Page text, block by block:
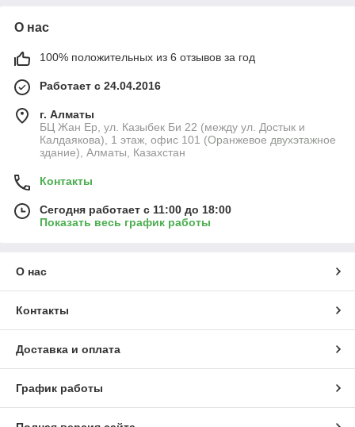
О нас
100% положительных из 6 отзывов за год
Работает с 24.04.2016
г. Алматы
БЦ Жан Ер, ул. Казыбек Би 22 (между ул. Достык и
Калдаякова), 1 этаж, офис 101 (Оранжевое двухэтажное
здание), Алматы, Казахстан
Контакты
Сегодня работает с 11:00 до 18:00
Показать весь график работы
О нас
Контакты
Доставка и оплата
График работы